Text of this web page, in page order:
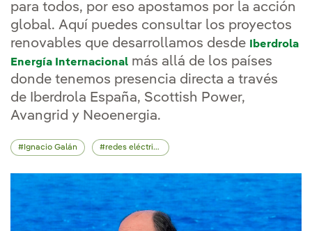
para todos, por eso apostamos por la acción
global. Aquí puedes consultar los proyectos
renovables que desarrollamos desde
Iberdrola
Energía Internacional más allá de los países
donde tenemos presencia directa a través
de Iberdrola España, Scottish Power,
Avangrid y Neoenergia.
Ignacio Galán redes eléctricas